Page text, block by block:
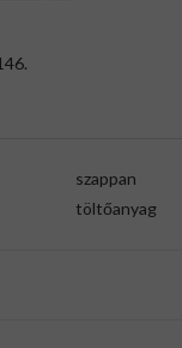
szappan
töltőanyag